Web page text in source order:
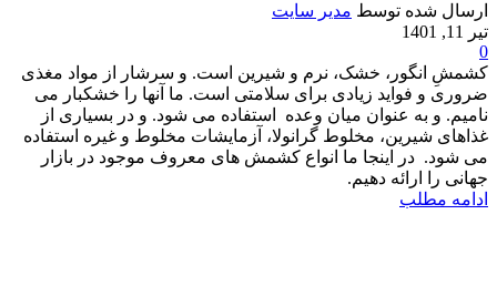
ارسال شده توسط مدیر سایت
تیر 11, 1401
0
کشمشِ انگور، خشک، نرم و شیرین است. و سرشار از مواد مغذی
ضروری و فواید زیادی برای سلامتی است. ما آنها را خشکبار می
نامیم. و به عنوان میان وعده استفاده می شود. و در بسیاری از
غذاهای شیرین، مخلوط گرانولا، آزمایشات مخلوط و غیره استفاده
می شود. در اینجا ما انواع کشمش های معروف موجود در بازار
جهانی را ارائه دهیم.
ادامه مطلب